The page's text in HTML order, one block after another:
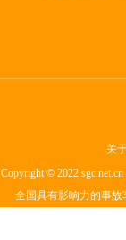
关
Copyright © 2022
全国具有影响力的事